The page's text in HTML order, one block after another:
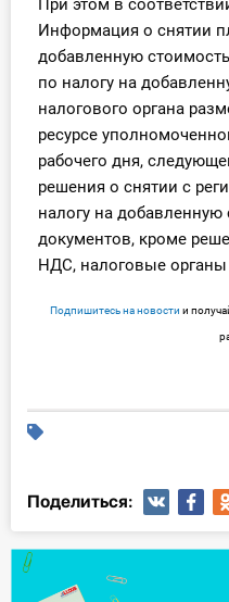
При этом в
Информация о снятии
добавленную
по налогу на
налогового органа
ресурсе
рабочего дня,
решения о снятии с
налогу на
документов, кроме
НДС, налоговые
Подпишитесь на новости и
Поделиться: